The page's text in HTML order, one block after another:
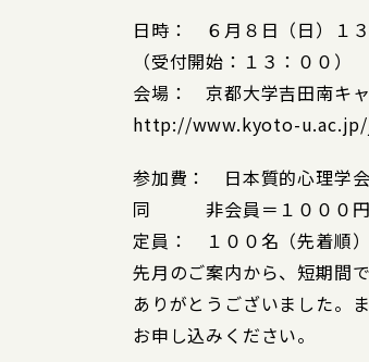
日時： ６月８日（日）１
（受付開始：１３：００）
会場： 京都大学吉田南キ
http://www.kyoto-u.ac.jp/
参加費： 日本質的心理学
同 非会員＝１０００円
定員： １００名（先着順）
先月のご案内から、短期間
ありがとうございました。
お申し込みください。